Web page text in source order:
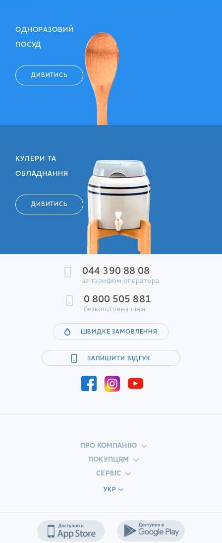
ОДНОРАЗОВИЙ
ПОСУД
ДИВИТИСЬ
КУЛЕРИ ТА
ОБЛАДНАННЯ
ДИВИТИСЬ
044 390 88 08
за тарифом оператора
0 800 505 881
безкоштовна лінія
ШВИДКЕ ЗАМОВЛЕННЯ
ЗАЛИШИТИ ВІДГУК
ПРО КОМПАНІЮ
ПОКУПЦЯМ
СЕРВІС
УКР